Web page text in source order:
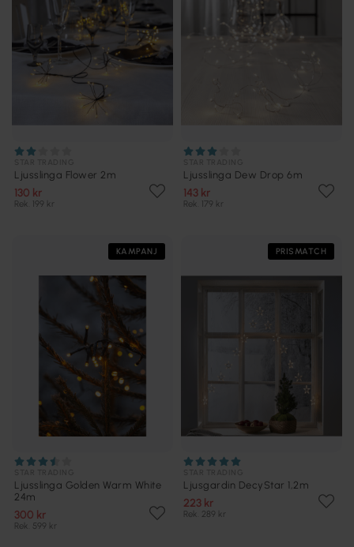
Ljusslinga Flower 2m
130 kr
Rek. 199 kr
Ljusslinga Dew Drop 6m
143 kr
Rek. 179 kr
KAMPANJ
Ljusslinga Golden Warm White
24m
300 kr
Rek. 599 kr
PRISMATCH
Ljusgardin DecyStar 1,2m
223 kr
Rek. 289 kr